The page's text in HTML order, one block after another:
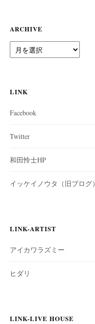
ARCHIVE
r
i
e
LINK
Facebook
Twitter
和田怜士HP
イッケイノウタ（旧ブログ）
LINK-ARTIST
アイカワラズミー
ヒダリ
LINK-LIVE HOUSE